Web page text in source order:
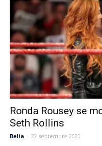
Ronda Rousey se
Seth Rollins
Belia - 22 septembre 2020